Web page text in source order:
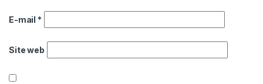
E-mail *
Site web